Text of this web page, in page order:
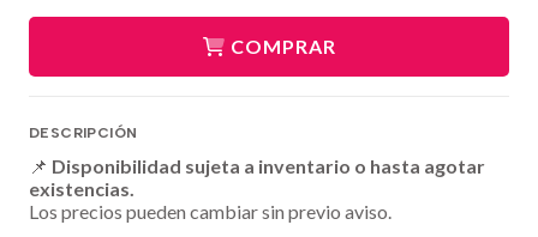
COMPRAR
DESCRIPCIÓN
📌 Disponibilidad sujeta a inventario o hasta agotar
existencias.
Los precios pueden cambiar sin previo aviso.